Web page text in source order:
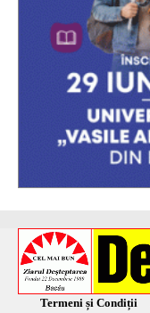
Termeni și Condiții